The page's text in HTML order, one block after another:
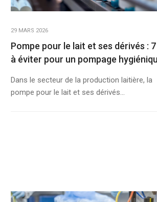
29 MARS 2026
Pompe pour le lait et ses dérivés :
à éviter pour un pompage
Dans le secteur de la production laitière, la
pompe pour le lait et ses dérivés...